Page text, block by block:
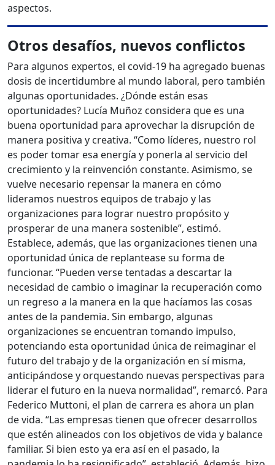
aspectos.
Otros desafíos, nuevos conflictos
Para algunos expertos, el covid-19 ha agregado buenas
dosis de incertidumbre al mundo laboral, pero también
algunas oportunidades. ¿Dónde están esas
oportunidades? Lucía Muñoz considera que es una
buena oportunidad para aprovechar la disrupción de
manera positiva y creativa. “Como líderes, nuestro rol
es poder tomar esa energía y ponerla al servicio del
crecimiento y la reinvención constante. Asimismo, se
vuelve necesario repensar la manera en cómo
lideramos nuestros equipos de trabajo y las
organizaciones para lograr nuestro propósito y
prosperar de una manera sostenible”, estimó.
Establece, además, que las organizaciones tienen una
oportunidad única de replantease su forma de
funcionar. “Pueden verse tentadas a descartar la
necesidad de cambio o imaginar la recuperación como
un regreso a la manera en la que hacíamos las cosas
antes de la pandemia. Sin embargo, algunas
organizaciones se encuentran tomando impulso,
potenciando esta oportunidad única de reimaginar el
futuro del trabajo y de la organización en sí misma,
anticipándose y orquestando nuevas perspectivas para
liderar el futuro en la nueva normalidad”, remarcó. Para
Federico Muttoni, el plan de carrera es ahora un plan
de vida. “Las empresas tienen que ofrecer desarrollos
que estén alineados con los objetivos de vida y balance
familiar. Si bien esto ya era así en el pasado, la